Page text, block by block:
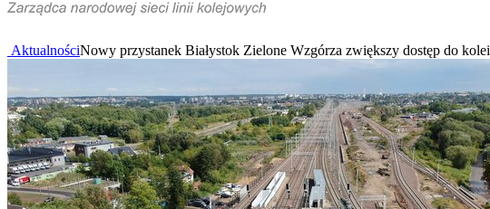
AktualnościNowy przystanek Białystok Zielone Wzgórza zwiększy dostęp do kolei